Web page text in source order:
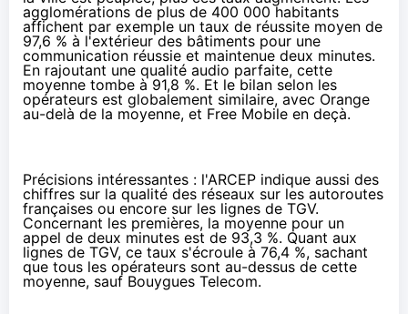
agglomérations de plus de 400 000 habitants
affichent par exemple un taux de réussite moyen de
97,6 % à l'extérieur des bâtiments pour une
communication réussie et maintenue deux minutes.
En rajoutant une qualité audio parfaite, cette
moyenne tombe à 91,8 %. Et le bilan selon les
opérateurs est globalement similaire, avec Orange
au-delà de la moyenne, et Free Mobile en deçà.
Précisions intéressantes : l'ARCEP indique aussi des
chiffres sur la qualité des réseaux sur les autoroutes
françaises ou encore sur les lignes de TGV.
Concernant les premières, la moyenne pour un
appel de deux minutes est de 93,3 %. Quant aux
lignes de TGV, ce taux s'écroule à 76,4 %, sachant
que tous les opérateurs sont au-dessus de cette
moyenne, sauf Bouygues Telecom.